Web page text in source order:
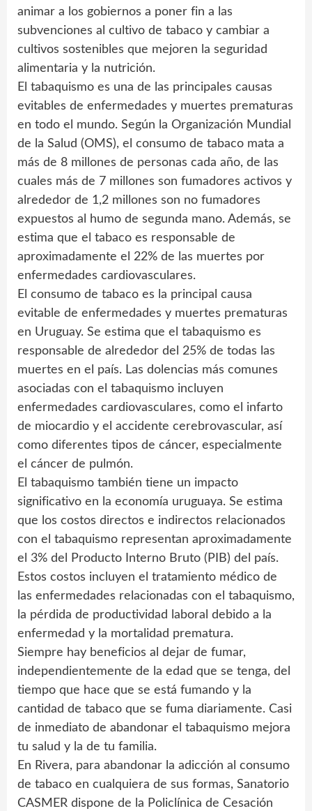
animar a los gobiernos a poner fin a las
subvenciones al cultivo de tabaco y cambiar a
cultivos sostenibles que mejoren la seguridad
alimentaria y la nutrición.
El tabaquismo es una de las principales causas
evitables de enfermedades y muertes prematuras
en todo el mundo. Según la Organización Mundial
de la Salud (OMS), el consumo de tabaco mata a
más de 8 millones de personas cada año, de las
cuales más de 7 millones son fumadores activos y
alrededor de 1,2 millones son no fumadores
expuestos al humo de segunda mano. Además, se
estima que el tabaco es responsable de
aproximadamente el 22% de las muertes por
enfermedades cardiovasculares.
El consumo de tabaco es la principal causa
evitable de enfermedades y muertes prematuras
en Uruguay. Se estima que el tabaquismo es
responsable de alrededor del 25% de todas las
muertes en el país. Las dolencias más comunes
asociadas con el tabaquismo incluyen
enfermedades cardiovasculares, como el infarto
de miocardio y el accidente cerebrovascular, así
como diferentes tipos de cáncer, especialmente
el cáncer de pulmón.
El tabaquismo también tiene un impacto
significativo en la economía uruguaya. Se estima
que los costos directos e indirectos relacionados
con el tabaquismo representan aproximadamente
el 3% del Producto Interno Bruto (PIB) del país.
Estos costos incluyen el tratamiento médico de
las enfermedades relacionadas con el tabaquismo,
la pérdida de productividad laboral debido a la
enfermedad y la mortalidad prematura.
Siempre hay beneficios al dejar de fumar,
independientemente de la edad que se tenga, del
tiempo que hace que se está fumando y la
cantidad de tabaco que se fuma diariamente. Casi
de inmediato de abandonar el tabaquismo mejora
tu salud y la de tu familia.
En Rivera, para abandonar la adicción al consumo
de tabaco en cualquiera de sus formas, Sanatorio
CASMER dispone de la Policlínica de Cesación